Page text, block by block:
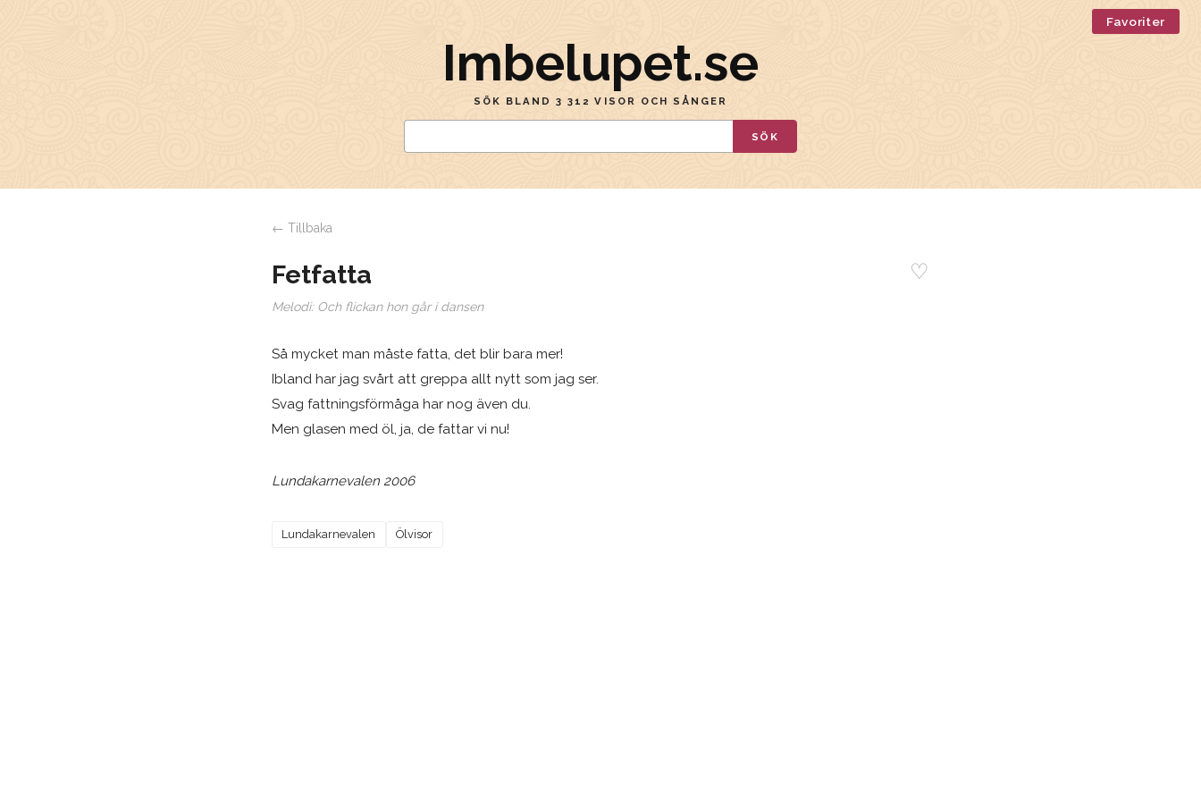
Favoriter
Imbelupet.se
SÖK BLAND 3 312 VISOR OCH SÅNGER
SÖK
← Tillbaka
Fetfatta ♡
Melodi: Och flickan hon går i dansen
Så mycket man måste fatta, det blir bara mer!
Ibland har jag svårt att greppa allt nytt som jag ser.
Svag fattningsförmåga har nog även du.
Men glasen med öl, ja, de fattar vi nu!
Lundakarnevalen 2006
Lundakarnevalen Ölvisor